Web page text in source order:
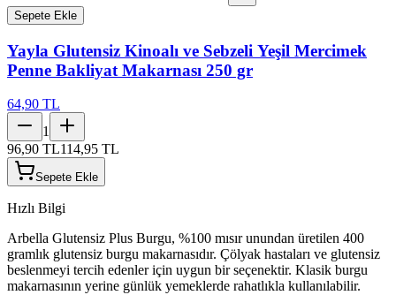
Sepete Ekle
Yayla Glutensiz Kinoalı ve Sebzeli Yeşil Mercimek
Penne Bakliyat Makarnası 250 gr
64,90 TL
1
96,90 TL114,95 TL
Sepete Ekle
Hızlı Bilgi
Arbella Glutensiz Plus Burgu, %100 mısır unundan üretilen 400
gramlık glutensiz burgu makarnasıdır. Çölyak hastaları ve glutensiz
beslenmeyi tercih edenler için uygun bir seçenektir. Klasik burgu
makarnasının yerine günlük yemeklerde rahatlıkla kullanılabilir.